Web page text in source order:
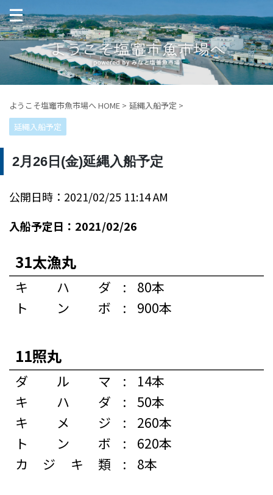
ようこそ塩竈市魚市場へ HOME > 延縄入船予定 >
延縄入船予定
2月26日(金)延縄入船予定
公開日時：2021/02/25 11:14 AM
入船予定日：2021/02/26
31太漁丸
キハダ :
80本
トンボ
: 900本
11照丸
ダルマ :
14本
キハダ
:
50本
キメジ
:
260本
トンボ
:
620本
カジキ類
: 8本